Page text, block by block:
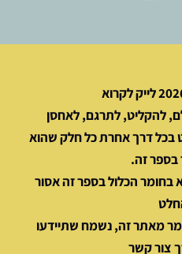
להקליט, לתרגם, לאחסן
בכל דרך אחרת כל חלק שהוא
זה.
בחומר הכלול בספר זה אסור
מאתר זה, נשמח שתיידעו
צור קשר